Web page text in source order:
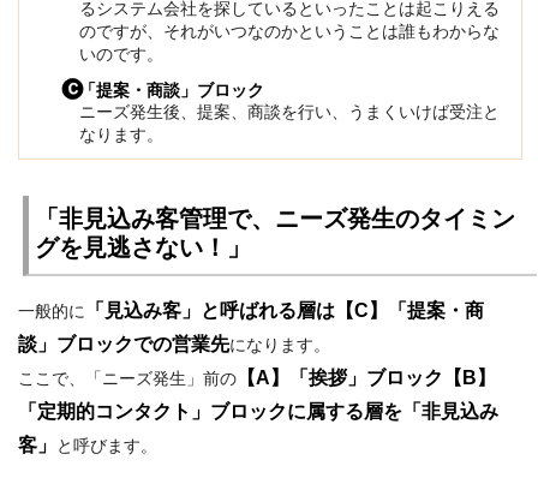
るシステム会社を探しているといったことは起こりえる
のですが、それがいつなのかということは誰もわからな
いのです。
「提案・商談」ブロック
ニーズ発生後、提案、商談を行い、うまくいけば受注と
なります。
「非見込み客管理で、ニーズ発生のタイミン
グを見逃さない！」
一般的に
「見込み客」と呼ばれる層は【C】「提案・商
談」ブロックでの営業先になります。
ここで、「ニーズ発生」前の 【A】「挨拶」ブロック【B】
「定期的コンタクト」ブロックに属する層を「非見込み
客」
と呼びます。